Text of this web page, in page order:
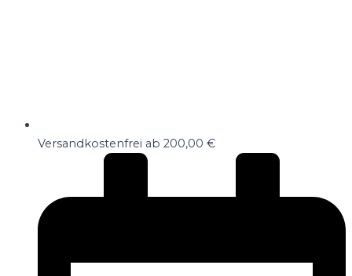
Versandkostenfrei ab 200,00 €